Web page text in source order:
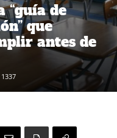
“guía de
que
antes de
1337